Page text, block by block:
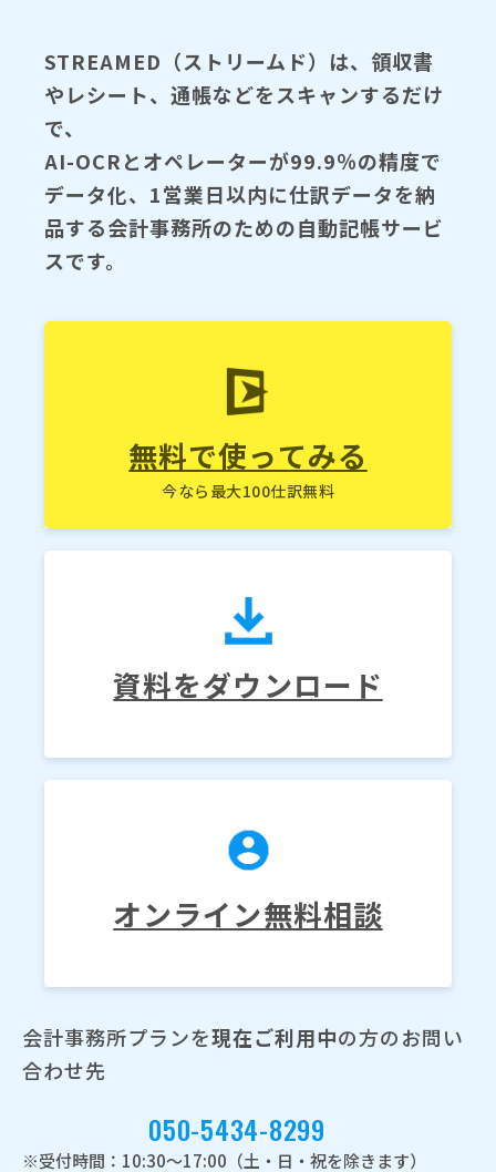
STREAMED（ストリームド）は、領収書
やレシート、通帳などをスキャンするだけ
で、
AI-OCRとオペレーターが99.9％の精度で
データ化、1営業日以内に仕訳データを納
品する会計事務所のための自動記帳サービ
スです。
無料で使ってみる
今なら最大100仕訳無料
資料をダウンロード
オンライン無料相談
会計事務所プランを現在ご利用中の方のお問い
合わせ先
050-5434-8299
※受付時間：10:30～17:00（土・日・祝を除きます）